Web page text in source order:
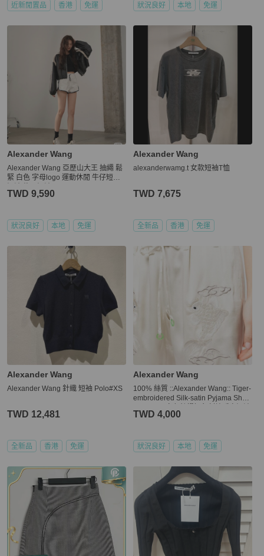
近新閒置品 香港 免運 狀況良好 本地 免運
Alexander Wang
Alexander Wang 亞歷山大王 抽繩 鬆
緊 白色 字母logo 運動休閒 牛仔短褲
TWD 9,590
狀況良好 本地 免運
Alexander Wang
alexanderwamg.t 女款短袖T恤
TWD 7,675
全新品 香港 免運
Alexander Wang
Alexander Wang 針織 短袖 Polo#XS
TWD 12,481
全新品 香港 免運
Alexander Wang
100% 絲質 ::Alexander Wang:: Tiger-
embroidered Silk-satin Pyjama Short
S號
TWD 4,000
狀況良好 本地 免運